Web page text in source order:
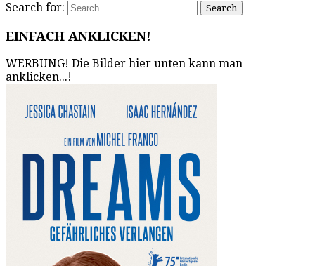
Search for:
EINFACH ANKLICKEN!
WERBUNG! Die Bilder hier unten kann man
anklicken...!